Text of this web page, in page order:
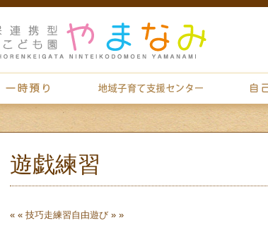
遊戯練習
« « 技巧走練習自由遊び » »